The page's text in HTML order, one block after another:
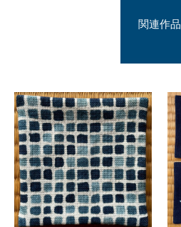
関連作品